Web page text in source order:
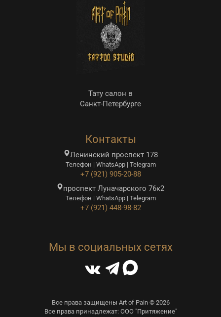
Тату салон в
Санкт-Петербурге
Контакты
Ленинский проспект 178
Телефон | WhatsApp | Telegram
+7 (921) 905-20-88
проспект Луначарского 76к2
Телефон | WhatsApp | Telegram
+7 (921) 448-98-82
Мы в социальных сетях
Все права защищены Art of Pain © 2026
Все права принадлежат: ООО "Притяжение"